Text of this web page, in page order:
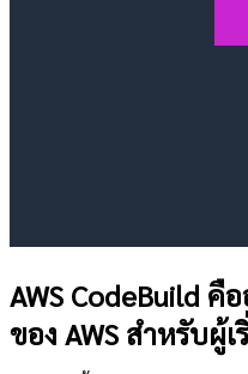
AWS CodeBuild คื
ของ AWS สำหรับผู้